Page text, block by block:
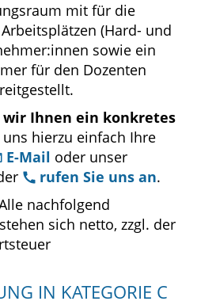
mit für die
(Hard- und
sowie ein
für den Dozenten
Ihnen ein konkretes
uns hierzu einfach Ihre
E-Mail oder unser
rufen Sie uns an.
nachfolgend
sich netto, zzgl. der
IN KATEGORIE C